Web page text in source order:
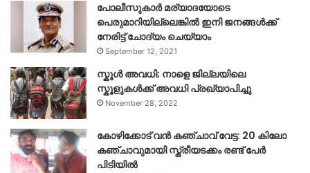
പോലീസുകാര്‍ മര്യാദയോടെ
പെരുമാറിയില്ലെങ്കില്‍ ഇനി ജനങ്ങള്‍ക്ക്
നേരിട്ട് ചോദ്യം ചെയ്യാം
September 12, 2021
സ്കൂൾ അവധി; നാളെ ജില്ലയിലെ
സ്കൂളുകൾക്ക് അവധി പ്രഖ്യാപിച്ചു
November 28, 2022
കോഴിക്കോട് വൻ കഞ്ചാവ് വേട്ട: 20 കിലോ
കഞ്ചാവുമായി സ്ത്രീയടക്കം രണ്ട് പേർ
പിടിയിൽ